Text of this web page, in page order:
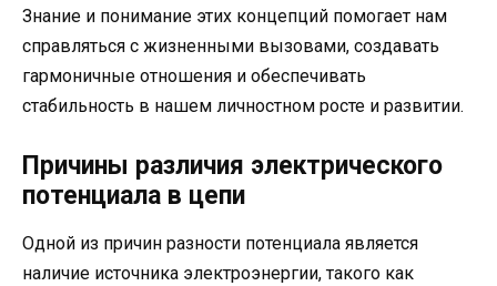
Знание и понимание этих концепций помогает нам
справляться с жизненными вызовами, создавать
гармоничные отношения и обеспечивать
стабильность в нашем личностном росте и развитии.
Причины различия электрического
потенциала в цепи
Одной из причин разности потенциала является
наличие источника электроэнергии, такого как